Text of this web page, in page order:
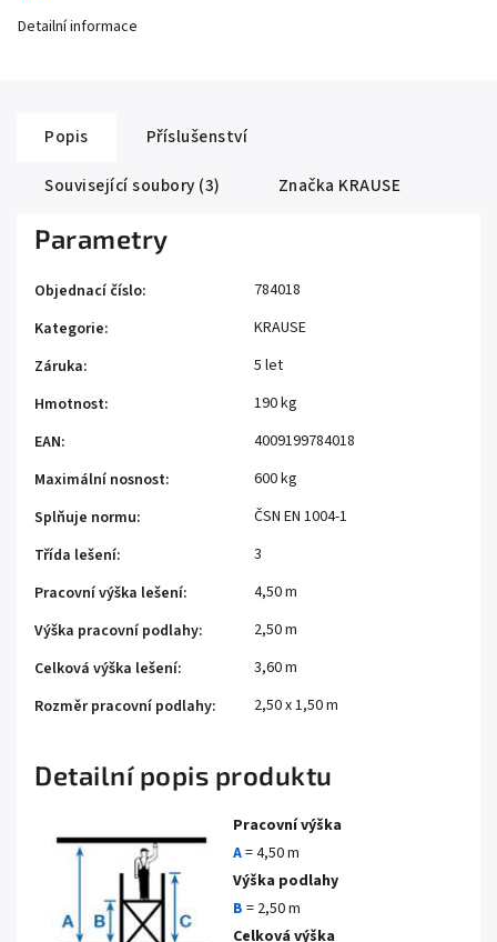
Detailní informace
Popis
Příslušenství
Související soubory (3)
Značka KRAUSE
Detailní popis produktu
Pracovní výška
A= 4,50 m
Výška podlahy
B = 2,50 m
Celková výška
Parametry
Objednací číslo:
784018
Kategorie:
KRAUSE
Záruka:
5 let
Hmotnost:
190 kg
EAN:
4009199784018
Maximální nosnost:
600 kg
Splňuje normu:
ČSN EN 1004-1
Třída lešení:
3
Pracovní výška lešení:
4,50 m
Výška pracovní podlahy:
2,50 m
Celková výška lešení:
3,60 m
Rozměr pracovní podlahy: 2,50 x 1,50 m